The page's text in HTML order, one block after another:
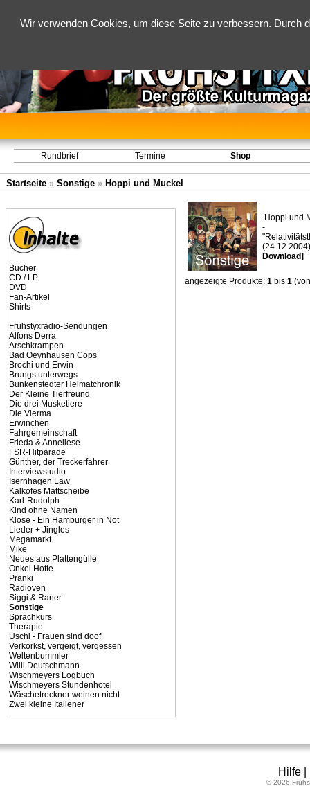
Wir verwenden Cookies, um diese Seite zu verbessern.
Rundbrief Termine Shop
Startseite » Sonstige » Hoppi und Muckel
Bücher
CD / LP
DVD
Fan-Artikel
Shirts
Frühstyxradio-Sendungen
Alfons Derra
Arschkrampen
Bad Oeynhausen Cops
Brochi und Erwin
Brungs unterwegs
Bunkenstedter Heimatchronik
Der Kleine Tierfreund
Die drei Musketiere
Die Vierma
Erwinchen
Fahrgemeinschaft
Frieda & Anneliese
FSR-Hitparade
Günther, der Treckerfahrer
Interviewstudio
Isernhagen Law
Kalkofes Mattscheibe
Karl-Rudolph
Kind ohne Namen
Klose - Ein Hamburger in Not
Lieder + Jingles
Megamarkt
Mike
Neues aus Plattengülle
Onkel Hotte
Pränki
Radioven
Siggi & Raner
Sonstige
Sprachkurs
Therapie
Uschi - Frauen sind doof
Verkorkst, vergeigt, vergessen
Weltenbummler
Willi Deutschmann
Wischmeyers Logbuch
Wischmeyers Stundenhotel
Wäschetrockner weinen nicht
Zwei kleine Italiener
Hoppi und
-
Download]
angezeigte Produkte: 1 bis 1
Hilfe
© 2026